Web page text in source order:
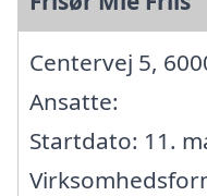
Centervej 5,
Ansatte:
Startdato: 11.